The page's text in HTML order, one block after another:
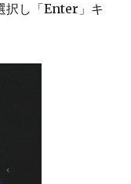
択し「Enter」キ